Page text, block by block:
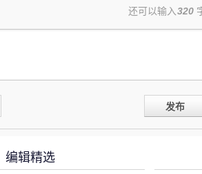
还可以输入320
发布
编辑精选